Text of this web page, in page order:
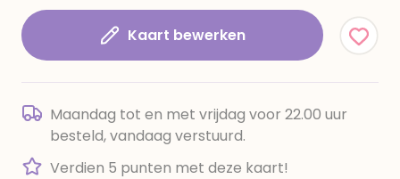
Kaart bewerken
Maandag tot en met vrijdag voor 22.00 uur
besteld, vandaag verstuurd.
Verdien 5 punten met deze kaart!